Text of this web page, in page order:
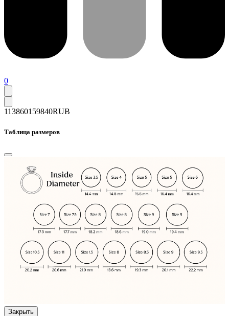
0
113860159840RUB
Таблица размеров
Закрыть